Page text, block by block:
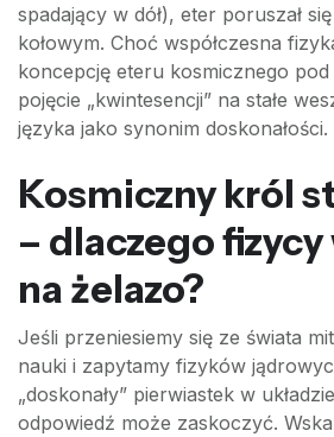
spadający w dół), eter poruszał
kołowym. Choć współczesna
koncepcję eteru kosmicznego
pojęcie „kwintesencji” na stałe
języka jako synonim doskonałości.
Kosmiczny król
– dlaczego fizycy
na żelazo?
Jeśli przeniesiemy się ze świata
nauki i zapytamy fizyków
„doskonały” pierwiastek w
odpowiedź może zaskoczyć.